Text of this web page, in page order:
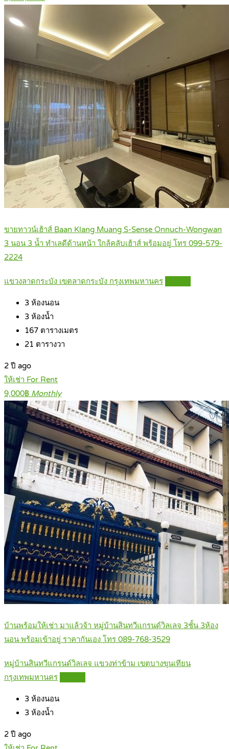
ขายทาวน์เฮ้าส์ Baan Klang Muang S-Sense Onnuch-Wongwan
3 นอน 3 น้ำ ทำเลดีด้านหน้า ใกล้คลับเฮ้าส์ พร้อมอยู่ โทร 099-579-
2224
แขวงลาดกระบัง เขตลาดกระบัง กรุงเทพมหานคร
3 ห้องนอน
3 ห้องน้ำ
167 ตารางเมตร
21 ตารางวา
2 ปี ago
ให้เช่า For Rent
9,000฿ Monthly
บ้านพร้อมให้เช่า มาแล้วจ้า หมู่บ้านสินทวีแกรนด์วิลเลจ 3ชั้น 3ห้อง
นอน พร้อมเข้าอยู่ ราคากันเอง โทร 089-768-3529
หมู่บ้านสินทวีแกรนด์วิลเลจ แขวงท่าข้าม เขตบางขุนเทียน
กรุงเทพมหานคร
3 ห้องนอน
3 ห้องน้ำ
2 ปี ago